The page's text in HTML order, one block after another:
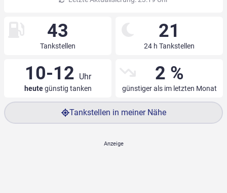
43
Tankstellen
21
24 h Tankstellen
10-12 Uhr
heutegünstig tanken
2 %
günstiger als im letzten Monat
Tankstellen in meiner Nähe